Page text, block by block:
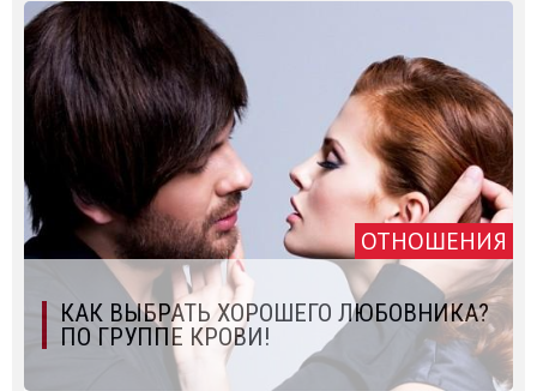
ОТНОШЕНИЯ
КАК ВЫБРАТЬ ХОРОШЕГО ЛЮБОВНИКА?
ПО ГРУППЕ КРОВИ!